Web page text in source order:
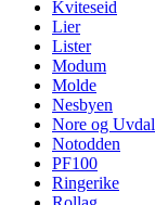
Kviteseid
Lier
Lister
Modum
Molde
Nesbyen
Nore og Uvdal
Notodden
PF100
Ringerike